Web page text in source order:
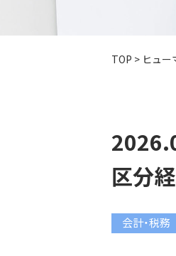
TOP > ヒュ
区分
会計・税務